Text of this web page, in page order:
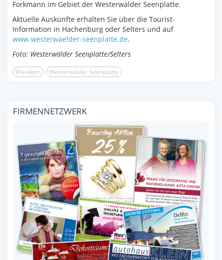
Forkmann im Gebiet der Westerwälder Seenplatte.
Aktuelle Auskünfte erhalten Sie über die Tourist-
Information in Hachenburg oder Selters und auf
www.westerwaelder-seenplatte.de.
Foto: Westerwälder Seenplatte/Selters
Wandern Westerwälder Seenplatte
FIRMENNETZWERK